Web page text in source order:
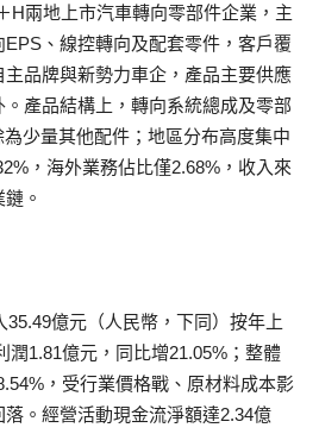
H兩地上市汽車轉向零部件企業，主
、線控轉向及配套零件，客戶覆
品牌與新勢力車企，產品主要供應
產品結構上，轉向系統總成及零部
少量其他配件；地區分布高度集中
，海外業務佔比僅2.68%，收入來
。
35.49億元（人民幣，下同）按年上
潤1.81億元，同比增21.05%；整體
，受行業價格戰、原材料成本影
。經營活動現金流淨額達2.34億